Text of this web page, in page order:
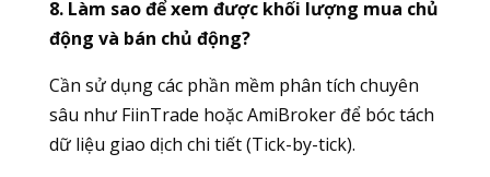
8. Làm sao để xem được khối lượng mua chủ
động và bán chủ động?
Cần sử dụng các phần mềm phân tích chuyên
sâu như FiinTrade hoặc AmiBroker để bóc tách
dữ liệu giao dịch chi tiết (Tick-by-tick).